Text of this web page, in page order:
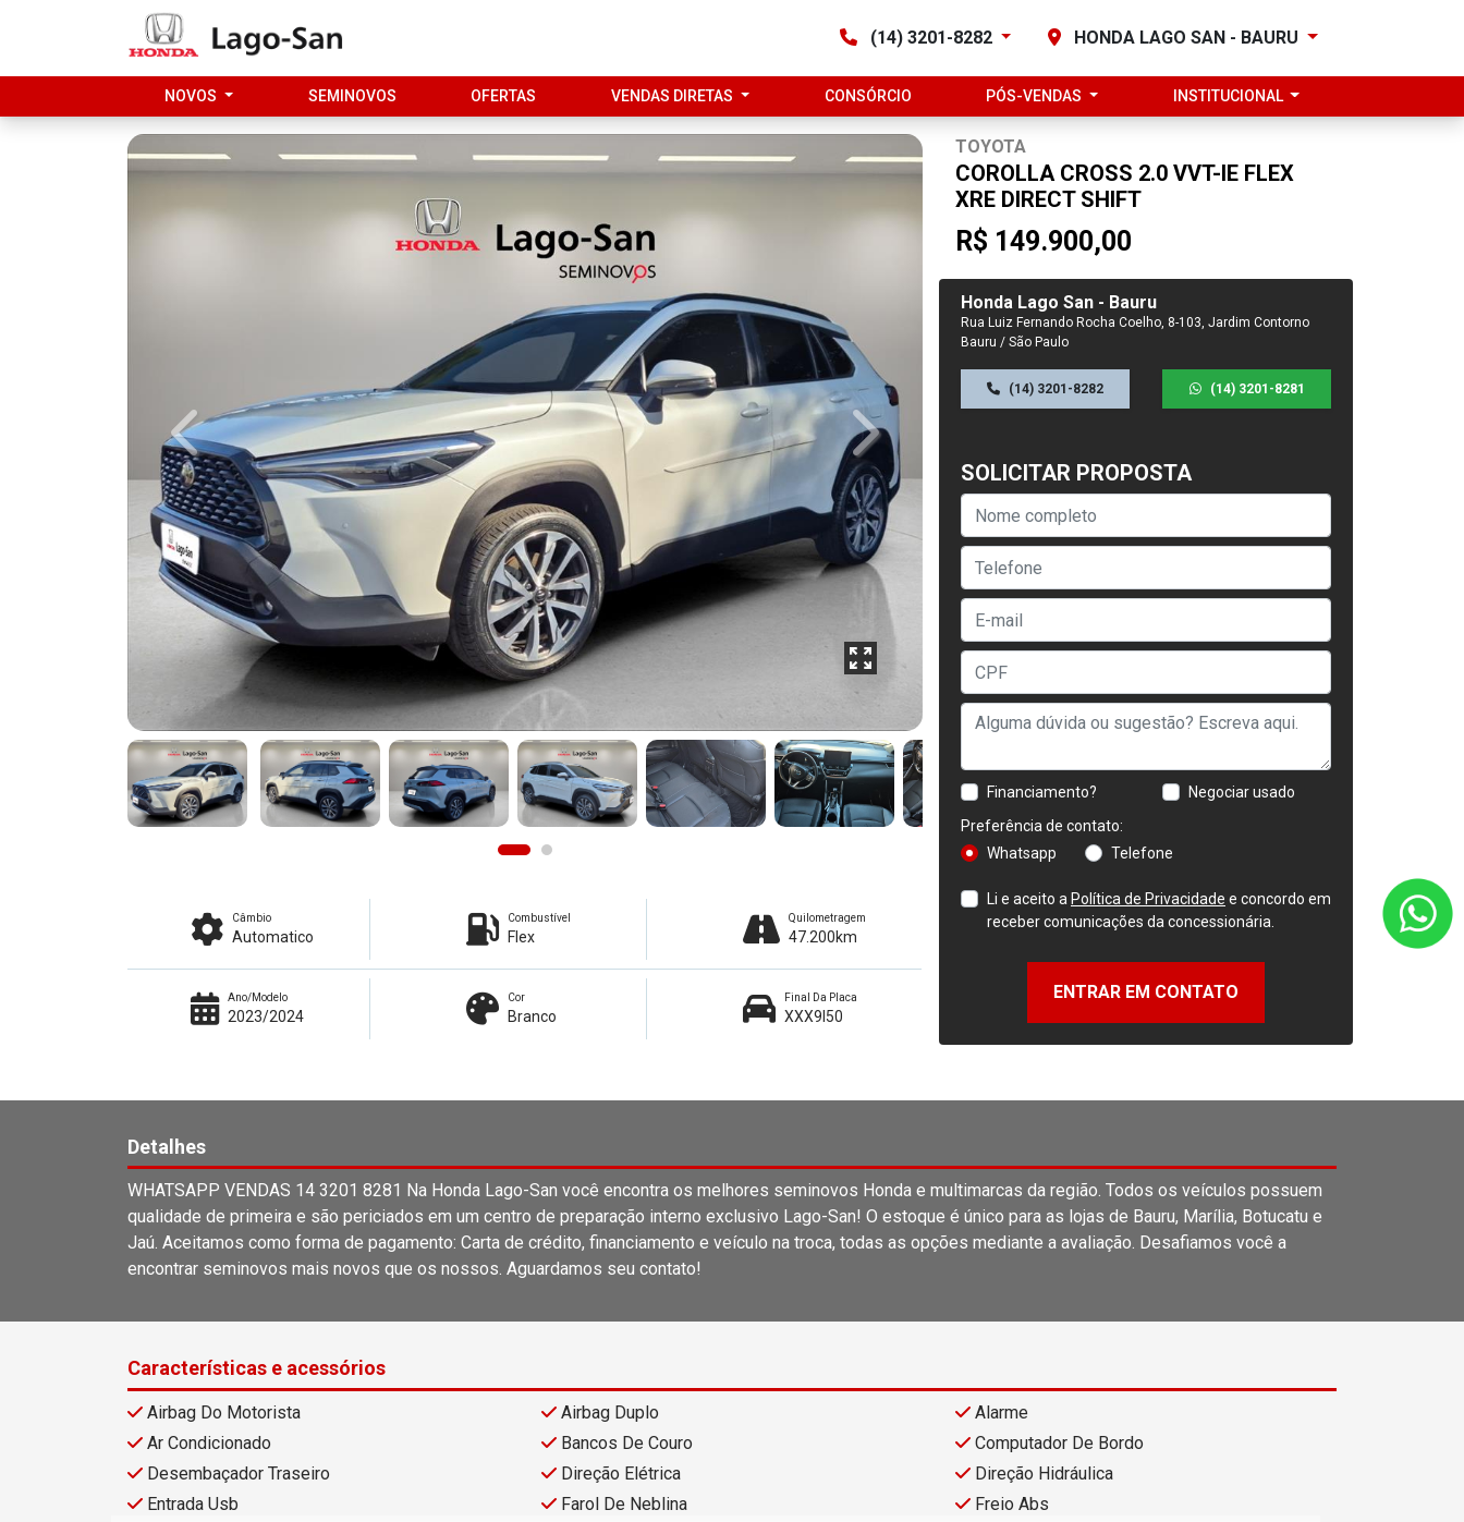
(14) 3201-8282 HONDA LAGO SAN - BAURU
NOVOS SEMINOVOS OFERTAS VENDAS DIRETAS CONSÓRCIO PÓS-VENDAS INSTITUCIONAL
TOYOTA
COROLLA CROSS 2.0 VVT-IE FLEX
XRE DIRECT SHIFT
R$ 149.900,00
Honda Lago San - Bauru
Rua Luiz Fernando Rocha Coelho, 8-103, Jardim Contorno
Bauru / São Paulo
(14) 3201-8282 (14) 3201-8281
SOLICITAR PROPOSTA
Financiamento?
Negociar usado
Preferência de contato:
Whatsapp
Telefone
Li e aceito a Política de Privacidade e concordo em
receber comunicações da concessionária.
ENTRAR EM CONTATO
Previous Next
Câmbio
Automatico
Combustível
Flex
Quilometragem
47.200km
Ano/Modelo
2023/2024
Cor
Branco
Final Da Placa
XXX9I50
Detalhes
WHATSAPP VENDAS 14 3201 8281 Na Honda Lago-San você encontra os melhores seminovos Honda e multimarcas da região. Todos os veículos possuem
qualidade de primeira e são periciados em um centro de preparação interno exclusivo Lago-San! O estoque é único para as lojas de Bauru, Marília, Botucatu e
Jaú. Aceitamos como forma de pagamento: Carta de crédito, financiamento e veículo na troca, todas as opções mediante a avaliação. Desafiamos você a
encontrar seminovos mais novos que os nossos. Aguardamos seu contato!
Características e acessórios
Airbag Do Motorista Airbag Duplo
Alarme
Ar Condicionado
Bancos De Couro
Computador De Bordo
Desembaçador Traseiro
Direção Elétrica
Direção Hidráulica
Entrada Usb
Farol De Neblina
Freio Abs